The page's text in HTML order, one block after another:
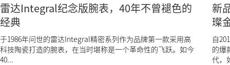
雷达Integral纪念版腕表，40年不曾褪色的
经典
于1986年问世的雷达Integral精密系列作为品牌第一款采用高
科技陶瓷打造的腕表，在当时堪称是一个革命性的飞跃。如今
40...
新
璨
自
的爆
代，